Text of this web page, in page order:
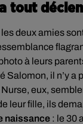
tout
deux amies
à leurs
Salomon, il n’y a
eux,
leur fille, ils
naissance : le 30